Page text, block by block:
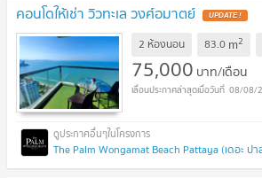
คอนโดให้เช่า วิวทะเล วงศ์อมาตย์
2 ห้องนอน 83.0 m2
75,000 บาท/เดือน
08/08/
The Palm Wongamat Beach Pattaya (เดอะ